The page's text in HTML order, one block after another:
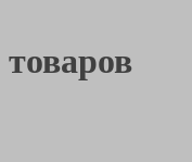
товаров